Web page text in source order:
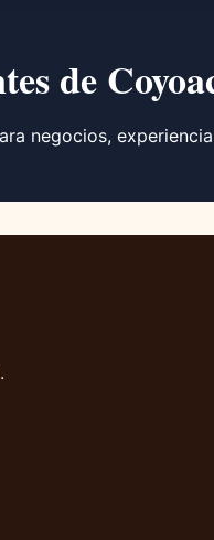
de
negocios,